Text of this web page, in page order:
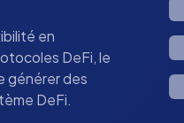
en
DeFi, le
générer des
DeFi.